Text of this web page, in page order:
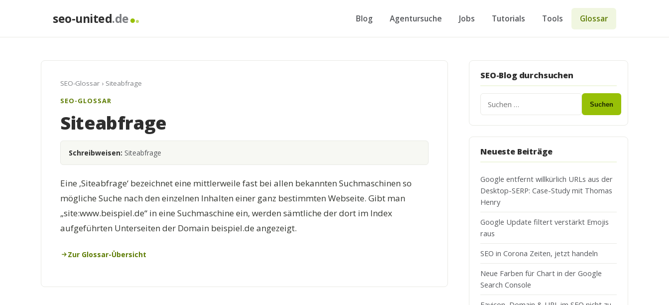
seo-united.de Blog Agentursuche Jobs Tutorials Tools Glossar
SEO-Glossar › Siteabfrage
SEO-GLOSSAR
Siteabfrage
Schreibweisen: Siteabfrage
Eine ‚Siteabfrage‘ bezeichnet eine mittlerweile fast bei allen bekannten Suchmaschinen so
mögliche Suche nach den einzelnen Inhalten einer ganz bestimmten Webseite. Gibt man
„site:www.beispiel.de“ in eine Suchmaschine ein, werden sämtliche der dort im Index
aufgeführten Unterseiten der Domain beispiel.de angezeigt.
Zur Glossar-Übersicht
SEO-Blog durchsuchen
Suchen
Neueste Beiträge
Google entfernt willkürlich URLs aus der
Desktop-SERP: Case-Study mit Thomas
Henry
Google Update filtert verstärkt Emojis
raus
SEO in Corona Zeiten, jetzt handeln
Neue Farben für Chart in der Google
Search Console